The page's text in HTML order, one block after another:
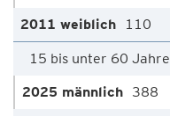
110
15 bis unter 60 Jahre
388